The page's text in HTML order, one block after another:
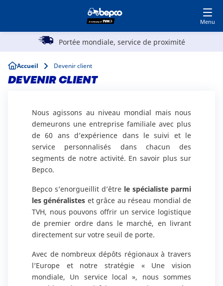
Reman & Repair
Découvrez notre gamme
Agriculture
Automobile
Travaux publics
Parc et Jardin
Spécialistes
de proximité Réputé pour ses produits
Breadcrumb
Accueil Devenir client
DEVENIR CLIENT
Nous agissons au niveau mondial mais nous
demeurons une entreprise familiale avec plus
de 60 ans d’expérience dans le suivi et le
service personnalisés dans chacun des
segments de notre activité. En savoir plus sur
Bepco.
Bepco s’enorgueillit d’être le spécialiste parmi
les généralistes et grâce au réseau mondial de
TVH, nous pouvons offrir un service logistique
de premier ordre dans le marché, en livrant
directement sur votre seuil de porte.
Avec de nombreux dépôts régionaux à travers
l’Europe et notre stratégie « Une vision
mondiale, Un service local », nous sommes